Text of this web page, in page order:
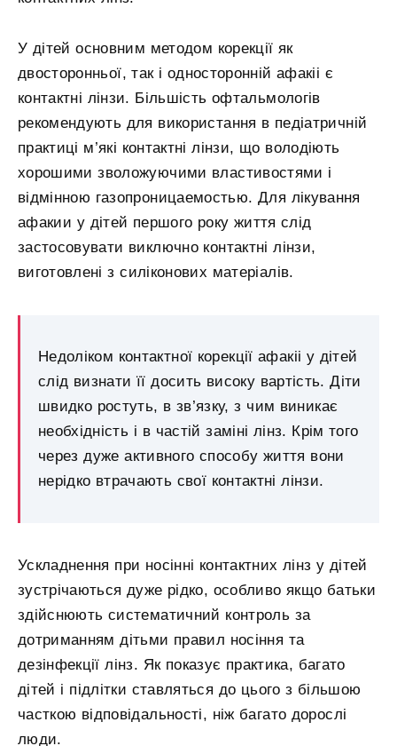
У дітей основним методом корекції як
двосторонньої, так і односторонній афакіі є
контактні лінзи. Більшість офтальмологів
рекомендують для використання в педіатричній
практиці м’які контактні лінзи, що володіють
хорошими зволожуючими властивостями і
відмінною газопроницаемостью. Для лікування
афакии у дітей першого року життя слід
застосовувати виключно контактні лінзи,
виготовлені з силіконових матеріалів.
Недоліком контактної корекції афакіі у дітей
слід визнати її досить високу вартість. Діти
швидко ростуть, в зв’язку, з чим виникає
необхідність і в частій заміні лінз. Крім того
через дуже активного способу життя вони
нерідко втрачають свої контактні лінзи.
Ускладнення при носінні контактних лінз у дітей
зустрічаються дуже рідко, особливо якщо батьки
здійснюють систематичний контроль за
дотриманням дітьми правил носіння та
дезінфекції лінз. Як показує практика, багато
дітей і підлітки ставляться до цього з більшою
часткою відповідальності, ніж багато дорослі
люди.